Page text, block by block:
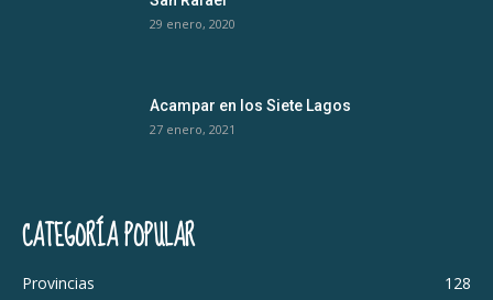
29 enero, 2020
Acampar en los Siete Lagos
27 enero, 2021
CATEGORÍA POPULAR
Provincias
128